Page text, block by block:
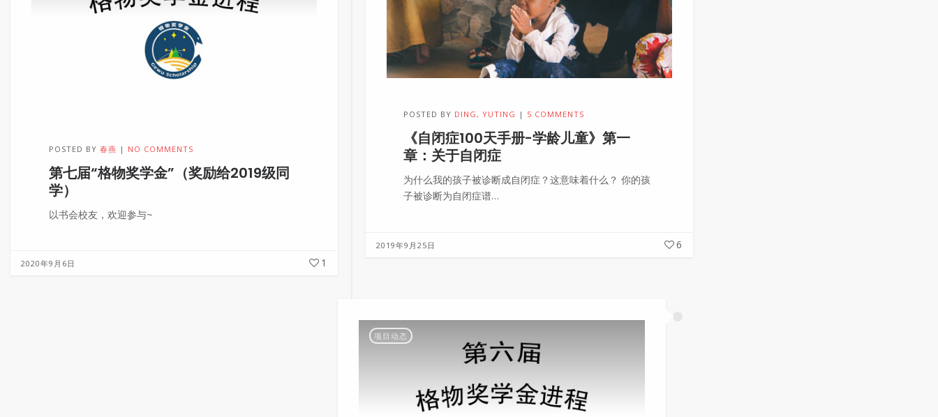
POSTED BY 春燕 NO COMMENTS
第七届“格物奖学金”（奖励给2019级同
学）
以书会校友，欢迎参与~
2020年9月6日 1
POSTED BY DING, YUTING 5 COMMENTS
《自闭症100天手册-学龄儿童》第一
章：关于自闭症
为什么我的孩子被诊断成自闭症？这意味着什么？ 你的孩
子被诊断为自闭症谱…
2019年9月25日 6
项目动态